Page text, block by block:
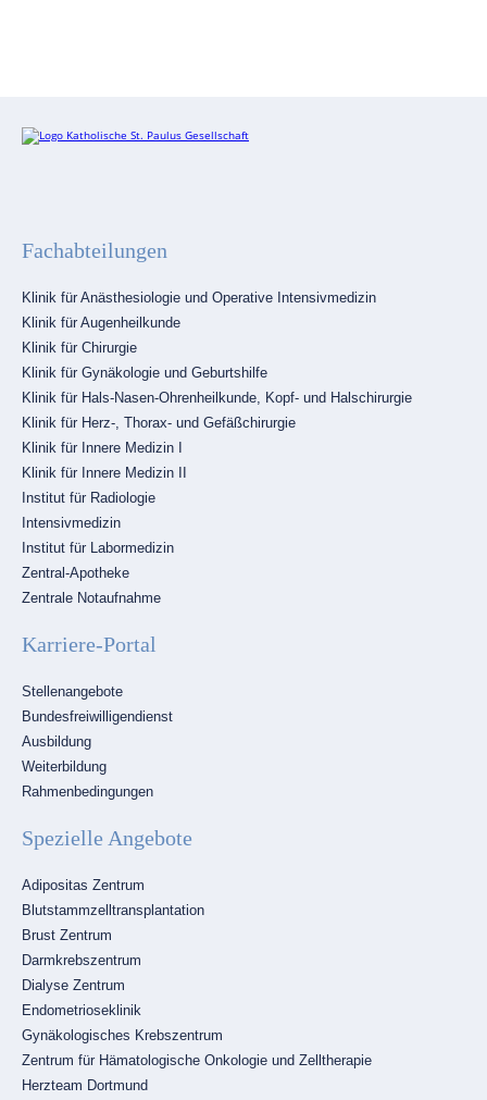
Fachabteilungen
Navigation
überspringen
Klinik für Anästhesiologie und Operative Intensivmedizin
Klinik für Augenheilkunde
Klinik für Chirurgie
Klinik für Gynäkologie und Geburtshilfe
Klinik für Hals-Nasen-Ohrenheilkunde, Kopf- und Halschirurgie
Klinik für Herz-, Thorax- und Gefäßchirurgie
Klinik für Innere Medizin I
Klinik für Innere Medizin II
Institut für Radiologie
Intensivmedizin
Institut für Labormedizin
Zentral-Apotheke
Zentrale Notaufnahme
Karriere-Portal
Navigation
überspringen
Stellenangebote
Bundesfreiwilligendienst
Ausbildung
Weiterbildung
Rahmenbedingungen
Spezielle Angebote
Navigation
überspringen
Adipositas Zentrum
Blutstammzelltransplantation
Brust Zentrum
Darmkrebszentrum
Dialyse Zentrum
Endometrioseklinik
Gynäkologisches Krebszentrum
Zentrum für Hämatologische Onkologie und Zelltherapie
Herzteam Dortmund